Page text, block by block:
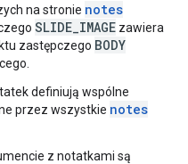
na stronie notes
SLIDE_IMAGE zawiera
zastępczego BODY
definiują wspólne
przez wszystkie notes
z notatkami są